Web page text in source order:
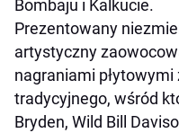
Bombaju i Kalkucie.
Prezentowany
artystyczny
nagraniami
tradycyjnego, wśród
Bryden, Wild Bill